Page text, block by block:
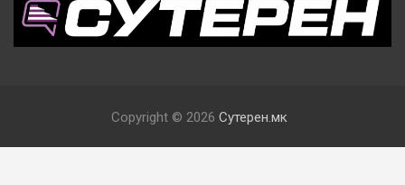
Copyright © 2026 Сутерен.мк